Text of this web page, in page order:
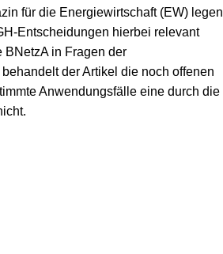
für die Energiewirtschaft (EW) legen
Entscheidungen hierbei relevant
BNetzA in Fragen der
der Artikel die noch offenen
Anwendungsfälle eine durch die